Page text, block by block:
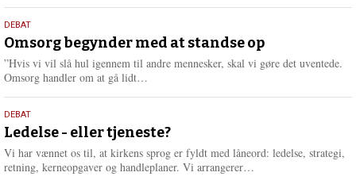
e
e
9.
juli
2026
DEBAT
Omsorg begynder med at standse op
”Hvis vi vil slå hul igennem til andre mennesker, skal vi gøre det uventede.
Omsorg handler om at gå lidt…
e
e
10.
juni
2026
DEBAT
Ledelse - eller tjeneste?
Vi har vænnet os til, at kirkens sprog er fyldt med låneord: ledelse, strategi,
retning, kerneopgaver og handleplaner. Vi arrangerer…